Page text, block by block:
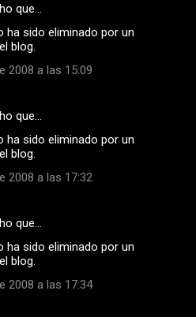
que…
ha sido eliminado por un
blog.
2008 a las 15:09
que…
ha sido eliminado por un
blog.
2008 a las 17:32
que…
ha sido eliminado por un
blog.
2008 a las 17:34